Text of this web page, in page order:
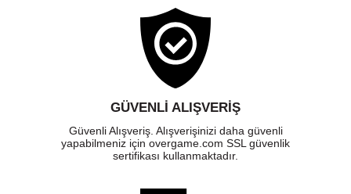
GÜVENLI ALIŞVERIŞ
Güvenli Alışveriş. Alışverişinizi daha güvenli
yapabilmeniz için overgame.com SSL güvenlik
sertifikası kullanmaktadır.